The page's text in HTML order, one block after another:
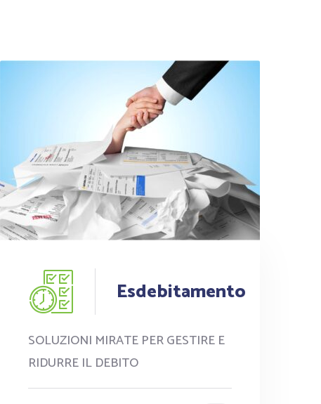
Esdebitamento
SOLUZIONI MIRATE PER GESTIRE E
RIDURRE IL DEBITO